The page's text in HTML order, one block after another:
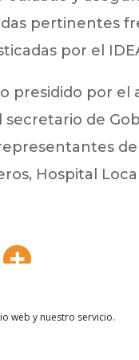
web y nuestro servicio.
pertinentes
por el
presidido por el
de
de
Hospital